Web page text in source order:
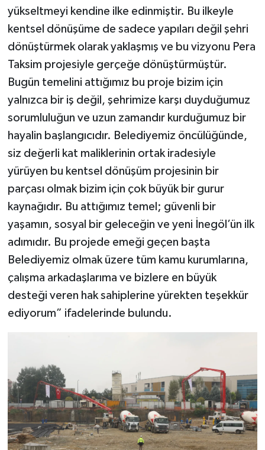
yükseltmeyi kendine ilke edinmiştir. Bu ilkeyle
kentsel dönüşüme de sadece yapıları değil şehri
dönüştürmek olarak yaklaşmış ve bu vizyonu Pera
Taksim projesiyle gerçeğe dönüştürmüştür.
Bugün temelini attığımız bu proje bizim için
yalnızca bir iş değil, şehrimize karşı duyduğumuz
sorumluluğun ve uzun zamandır kurduğumuz bir
hayalin başlangıcıdır. Belediyemiz öncülüğünde,
siz değerli kat maliklerinin ortak iradesiyle
yürüyen bu kentsel dönüşüm projesinin bir
parçası olmak bizim için çok büyük bir gurur
kaynağıdır. Bu attığımız temel; güvenli bir
yaşamın, sosyal bir geleceğin ve yeni İnegöl’ün ilk
adımıdır. Bu projede emeği geçen başta
Belediyemiz olmak üzere tüm kamu kurumlarına,
çalışma arkadaşlarıma ve bizlere en büyük
desteği veren hak sahiplerine yürekten teşekkür
ediyorum” ifadelerinde bulundu.